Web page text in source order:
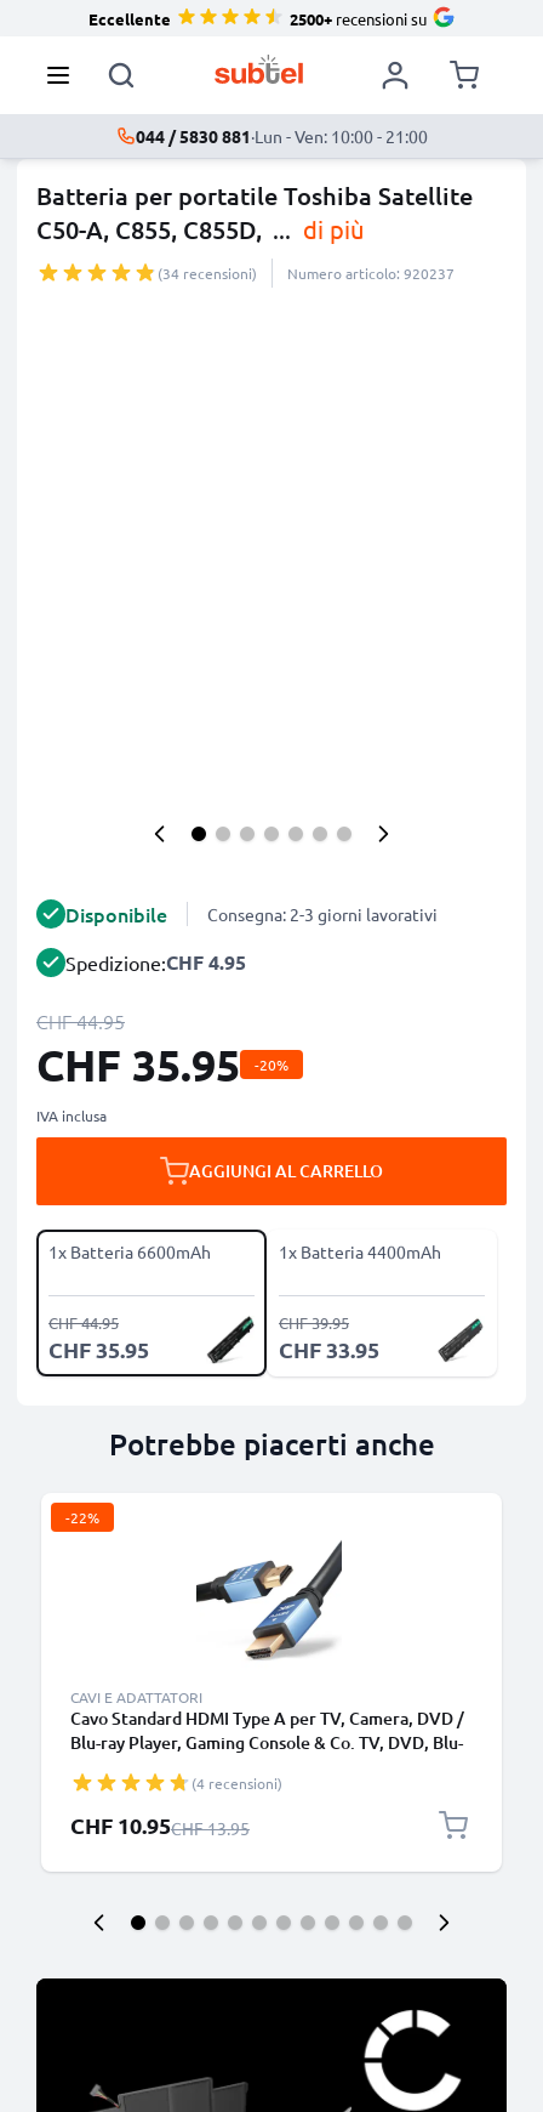
Eccellente 2500+recensioni su
044 / 5830 881·Lun - Ven: 10:00 - 21:00
Batteria per portatile Toshiba Satellite
C50-A, C855, C855D, ... di più
(34 recensioni) Numero articolo: 920237
Disponibile Consegna: 2-3 giorni lavorativi
Spedizione:CHF 4.95
CHF 44.95
CHF 35.95 -20%
IVA inclusa
AGGIUNGI AL CARRELLO
1x Batteria 6600mAh
CHF 35.95
CHF 44.95
1x Batteria 4400mAh
CHF 33.95
CHF 39.95
Potrebbe piacerti anche
-22%
CAVI E ADATTATORI
Cavo Standard HDMI Type A per TV, Camera, DVD /
Blu-ray Player, Gaming Console & Co. TV, DVD, Blu-
trasmissione segnale video & audio impeccabile
(4 recensioni)
Prezzo speciale
CHF 10.95Prezzo normale
CHF 13.95